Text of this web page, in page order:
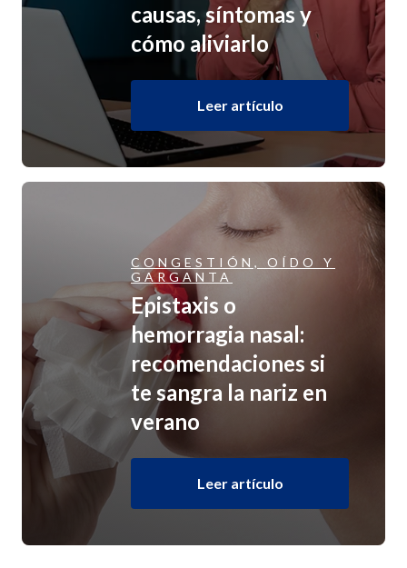
causas, síntomas y
cómo aliviarlo
Leer artículo
CONGESTIÓN, OÍDO Y
GARGANTA
Epistaxis o
hemorragia nasal:
recomendaciones si
te sangra la nariz en
verano
Leer artículo